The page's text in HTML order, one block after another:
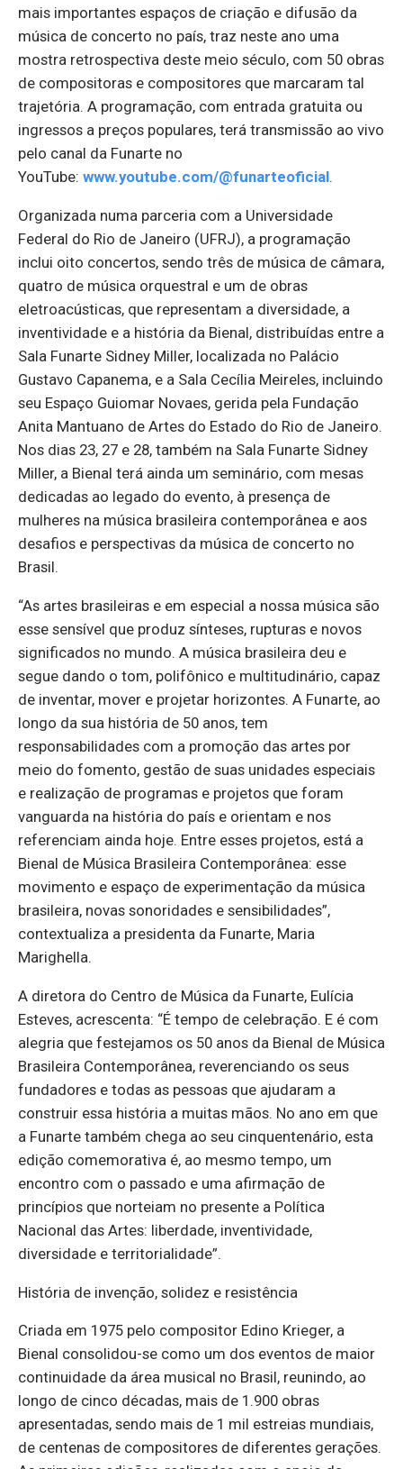
mais importantes espaços de criação e difusão da
música de concerto no país, traz neste ano uma
mostra retrospectiva deste meio século, com 50 obras
de compositoras e compositores que marcaram tal
trajetória. A programação, com entrada gratuita ou
ingressos a preços populares, terá transmissão ao vivo
pelo canal da Funarte no
YouTube: www.youtube.com/@funarteoficial.
Organizada numa parceria com a Universidade
Federal do Rio de Janeiro (UFRJ), a programação
inclui oito concertos, sendo três de música de câmara,
quatro de música orquestral e um de obras
eletroacústicas, que representam a diversidade, a
inventividade e a história da Bienal, distribuídas entre a
Sala Funarte Sidney Miller, localizada no Palácio
Gustavo Capanema, e a Sala Cecília Meireles, incluindo
seu Espaço Guiomar Novaes, gerida pela Fundação
Anita Mantuano de Artes do Estado do Rio de Janeiro.
Nos dias 23, 27 e 28, também na Sala Funarte Sidney
Miller, a Bienal terá ainda um seminário, com mesas
dedicadas ao legado do evento, à presença de
mulheres na música brasileira contemporânea e aos
desafios e perspectivas da música de concerto no
Brasil.
“As artes brasileiras e em especial a nossa música são
esse sensível que produz sínteses, rupturas e novos
significados no mundo. A música brasileira deu e
segue dando o tom, polifônico e multitudinário, capaz
de inventar, mover e projetar horizontes. A Funarte, ao
longo da sua história de 50 anos, tem
responsabilidades com a promoção das artes por
meio do fomento, gestão de suas unidades especiais
e realização de programas e projetos que foram
vanguarda na história do país e orientam e nos
referenciam ainda hoje. Entre esses projetos, está a
Bienal de Música Brasileira Contemporânea: esse
movimento e espaço de experimentação da música
brasileira, novas sonoridades e sensibilidades”,
contextualiza a presidenta da Funarte, Maria
Marighella.
A diretora do Centro de Música da Funarte, Eulícia
Esteves, acrescenta: “É tempo de celebração. E é com
alegria que festejamos os 50 anos da Bienal de Música
Brasileira Contemporânea, reverenciando os seus
fundadores e todas as pessoas que ajudaram a
construir essa história a muitas mãos. No ano em que
a Funarte também chega ao seu cinquentenário, esta
edição comemorativa é, ao mesmo tempo, um
encontro com o passado e uma afirmação de
princípios que norteiam no presente a Política
Nacional das Artes: liberdade, inventividade,
diversidade e territorialidade”.
História de invenção, solidez e resistência
Criada em 1975 pelo compositor Edino Krieger, a
Bienal consolidou-se como um dos eventos de maior
continuidade da área musical no Brasil, reunindo, ao
longo de cinco décadas, mais de 1.900 obras
apresentadas, sendo mais de 1 mil estreias mundiais,
de centenas de compositores de diferentes gerações.